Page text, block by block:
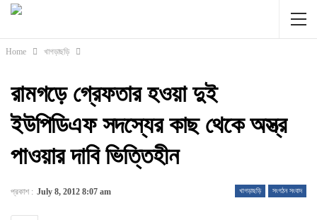
Home খাগড়াছড়ি
রামগড়ে গ্রেফতার হওয়া দুই
ইউপিডিএফ সদস্যের কাছ থেকে অস্ত্র
পাওয়ার দাবি ভিত্তিহীন
খাগড়াছড়ি সংগঠন সংবাদ
প্রকাশ : July 8, 2012 8:07 am